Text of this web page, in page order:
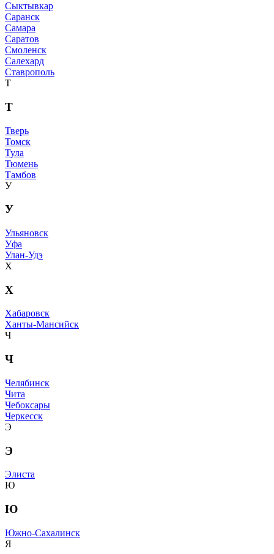
Сыктывкар
Саранск
Самара
Саратов
Смоленск
Салехард
Ставрополь
Т
Т
Тверь
Томск
Тула
Тюмень
Тамбов
У
У
Ульяновск
Уфа
Улан-Удэ
Х
Х
Хабаровск
Ханты-Мансийск
Ч
Ч
Челябинск
Чита
Чебоксары
Черкесск
Э
Э
Элиста
Ю
Ю
Южно-Сахалинск
Я